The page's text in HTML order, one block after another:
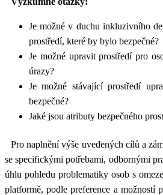
Je možné v duchu inkluzivního
prostředí, které by bylo bezpečné?
Je možné upravit prostředí pro
úrazy?
Je možné stávající prostředí
bezpečné?
Jaké jsou atributy bezpečného
Pro naplnění výše uvedených cílů a
se specifickými potřebami, odbornými
úhlu pohledu problematiky osob s
platformě, podle preference a možností